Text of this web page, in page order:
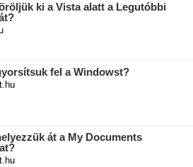
ki a Vista alatt a Legutóbbi
fel a Windowst?
át a My Documents